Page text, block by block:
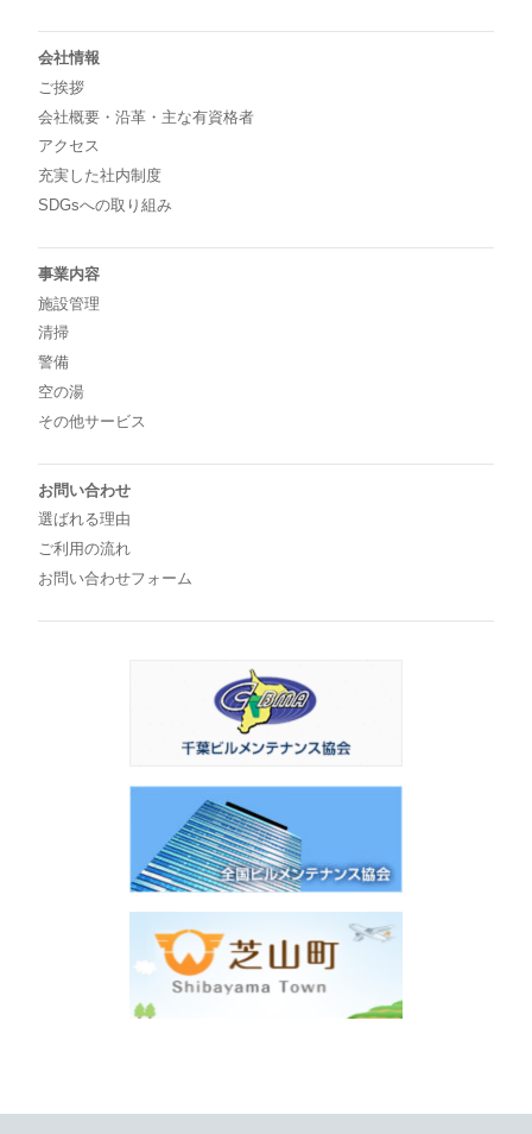
会社情報
ご挨拶
会社概要・沿革・主な有資格者
アクセス
充実した社内制度
SDGsへの取り組み
事業内容
施設管理
清掃
警備
空の湯
その他サービス
お問い合わせ
選ばれる理由
ご利用の流れ
お問い合わせフォーム